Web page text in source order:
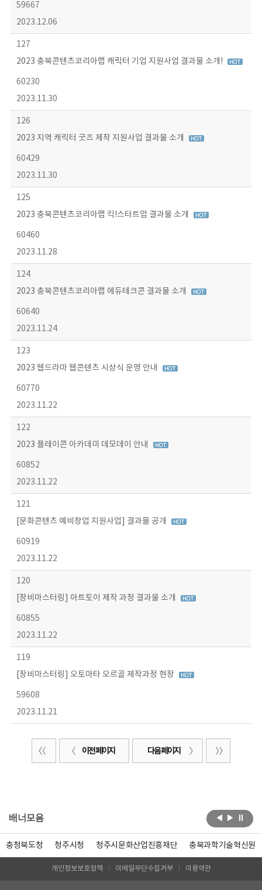
59667
2023.12.06
127
2023 충북콘텐츠코리아랩 캐릭터 기업 지원사업 결과물 소개!
60230
2023.11.30
126
2023 지역 캐릭터 굿즈 제작 지원사업 결과물 소개
60429
2023.11.30
125
2023 충북콘텐츠코리아랩 킥!스타트업 결과물 소개
60460
2023.11.28
124
2023 충북콘텐츠코리아랩 에듀테크콘 결과물 소개
60640
2023.11.24
123
2023 웹드라마 웹콘텐츠 시상식 운영 안내
60770
2023.11.22
122
2023 플레이콘 아카데미 데모데이 안내
60852
2023.11.22
121
[문화콘텐츠 예비창업 지원사업] 결과물 공개
60919
2023.11.22
120
[장비마스터링] 아트토이 제작 과정 결과물 소개
60855
2023.11.22
119
[장비마스터링] 오토마타 오르골 제작과정 현장
59608
2023.11.21
이전 페이지 다음 페이지
배너모음
충청북도청 청주시청 청주시문화산업진흥재단 충북과학기술혁신원
개인정보보호정책 이메일무단수집거부 이용약관